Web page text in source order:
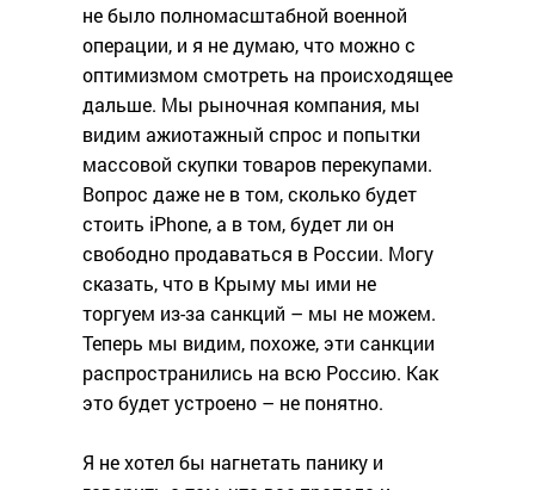
не было полномасштабной военной
операции, и я не думаю, что можно с
оптимизмом смотреть на происходящее
дальше. Мы рыночная компания, мы
видим ажиотажный спрос и попытки
массовой скупки товаров перекупами.
Вопрос даже не в том, сколько будет
стоить iPhone, а в том, будет ли он
свободно продаваться в России. Могу
сказать, что в Крыму мы ими не
торгуем из-за санкций – мы не можем.
Теперь мы видим, похоже, эти санкции
распространились на всю Россию. Как
это будет устроено – не понятно.
Я не хотел бы нагнетать панику и